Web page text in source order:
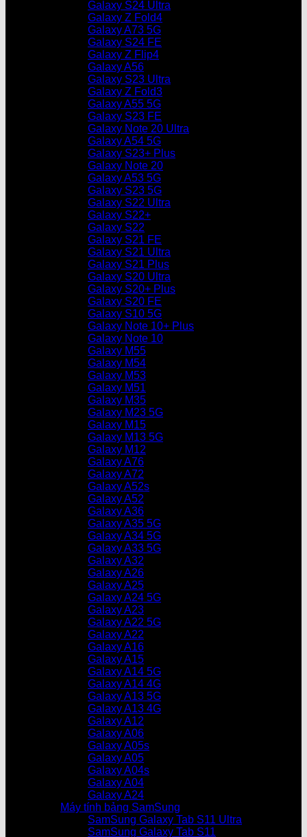
Galaxy S24 Ultra
Galaxy Z Fold4
Galaxy A73 5G
Galaxy S24 FE
Galaxy Z Flip4
Galaxy A56
Galaxy S23 Ultra
Galaxy Z Fold3
Galaxy A55 5G
Galaxy S23 FE
Galaxy Note 20 Ultra
Galaxy A54 5G
Galaxy S23+ Plus
Galaxy Note 20
Galaxy A53 5G
Galaxy S23 5G
Galaxy S22 Ultra
Galaxy S22+
Galaxy S22
Galaxy S21 FE
Galaxy S21 Ultra
Galaxy S21 Plus
Galaxy S20 Ultra
Galaxy S20+ Plus
Galaxy S20 FE
Galaxy S10 5G
Galaxy Note 10+ Plus
Galaxy Note 10
Galaxy M55
Galaxy M54
Galaxy M53
Galaxy M51
Galaxy M35
Galaxy M23 5G
Galaxy M15
Galaxy M13 5G
Galaxy M12
Galaxy A76
Galaxy A72
Galaxy A52s
Galaxy A52
Galaxy A36
Galaxy A35 5G
Galaxy A34 5G
Galaxy A33 5G
Galaxy A32
Galaxy A26
Galaxy A25
Galaxy A24 5G
Galaxy A23
Galaxy A22 5G
Galaxy A22
Galaxy A16
Galaxy A15
Galaxy A14 5G
Galaxy A14 4G
Galaxy A13 5G
Galaxy A13 4G
Galaxy A12
Galaxy A06
Galaxy A05s
Galaxy A05
Galaxy A04s
Galaxy A04
Galaxy A24
Máy tính bảng SamSung
SamSung Galaxy Tab S11 Ultra
SamSung Galaxy Tab S11